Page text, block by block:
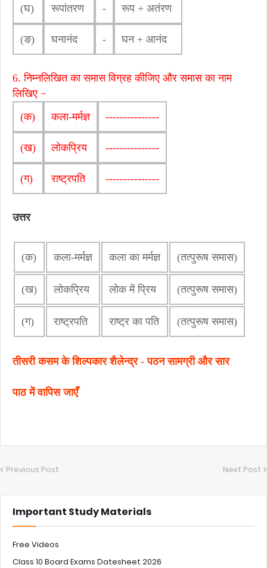
(घ) रूपांतरण - रूप + अतंरण
(ङ) घनानंद - घन + आनंद
6. निम्नलिखित का समास विग्रह कीजिए और समास का नाम
लिखिए −
(क)
कला-मर्मज्ञ ---------------
(ख) लोकप्रिय ---------------
(ग) राष्ट्रपति ---------------
उत्तर
(क) कला-मर्मज्ञ कला का मर्मज्ञ (तत्पुरूष समास)
(ख) लोकप्रिय लोक में प्रिय (तत्पुरूष समास)
(ग) राष्ट्रपति राष्ट्र का पति (तत्पुरूष समास)
तीसरी कसम के शिल्पकार शैलेन्द्र - पठन सामग्री और सार
पाठ में वापिस जाएँ
Previous Post Next Post
Important Study Materials
Free Videos
Class 10 Board Exams Datesheet 2026